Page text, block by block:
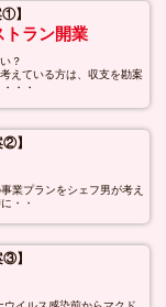
】
トラン開業
？
えている方は、収支を勘案
・・
】
業プランをシェフ男が考え
・・
③】